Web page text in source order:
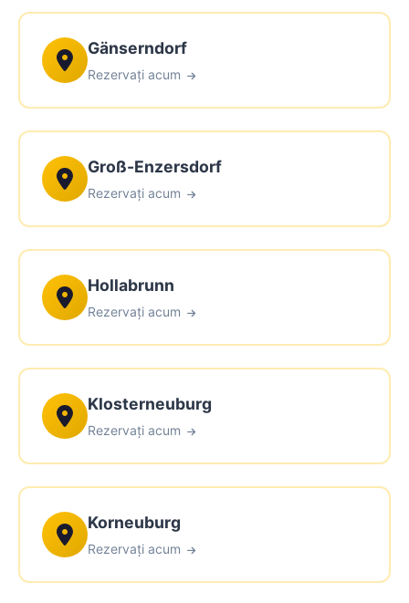
Gänserndorf
Rezervați acum
Groß-Enzersdorf
Rezervați acum
Hollabrunn
Rezervați acum
Klosterneuburg
Rezervați acum
Korneuburg
Rezervați acum